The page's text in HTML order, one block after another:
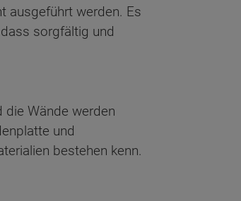
ausgeführt werden. Es
sorgfältig und
Wände werden
und
bestehen kenn.